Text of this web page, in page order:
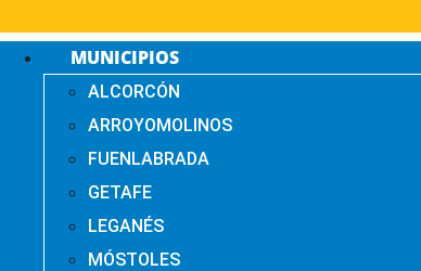
MUNICIPIOS
ALCORCÓN
ARROYOMOLINOS
FUENLABRADA
GETAFE
LEGANÉS
MÓSTOLES